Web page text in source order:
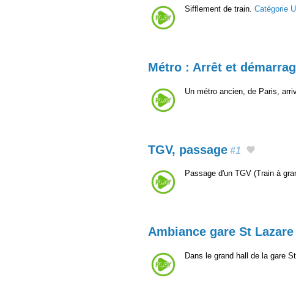
Sifflement de train. Catégorie
Métro : Arrêt et
Un métro ancien, de Paris,
TGV, passage #1
Passage d'un TGV (Train à
Ambiance gare St Lazare
Dans le grand hall de la gare